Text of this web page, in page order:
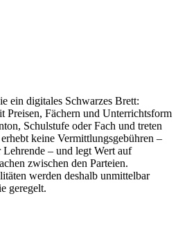
ein digitales Schwarzes Brett:
Preisen, Fächern und Unterrichtsform
Schulstufe oder Fach und treten
keine Vermittlungsgebühren –
– und legt Wert auf
zwischen den Parteien.
werden deshalb unmittelbar
geregelt.